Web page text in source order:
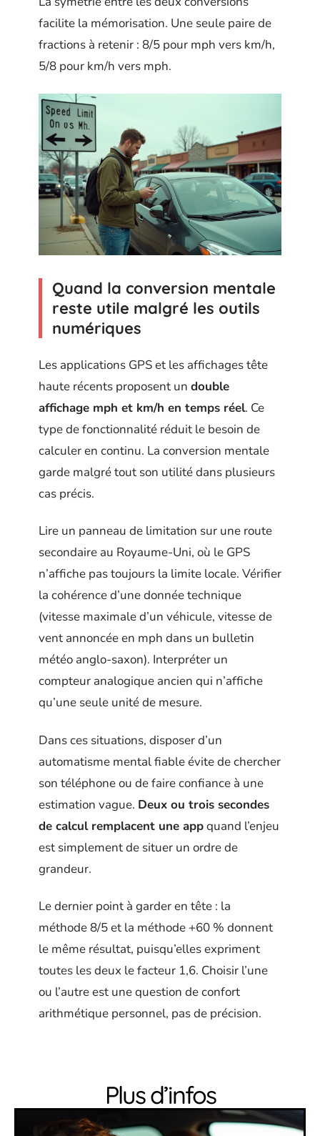
facilite la mémorisation. Une seule paire de
fractions à retenir : 8/5 pour mph vers km/h,
5/8 pour km/h vers mph.
Quand la conversion mentale
reste utile malgré les outils
numériques
Les applications GPS et les affichages tête
haute récents proposent un double
affichage mph et km/h en temps réel. Ce
type de fonctionnalité réduit le besoin de
calculer en continu. La conversion mentale
garde malgré tout son utilité dans plusieurs
cas précis.
Lire un panneau de limitation sur une route
secondaire au Royaume-Uni, où le GPS
n’affiche pas toujours la limite locale. Vérifier
la cohérence d’une donnée technique
(vitesse maximale d’un véhicule, vitesse de
vent annoncée en mph dans un bulletin
météo anglo-saxon). Interpréter un
compteur analogique ancien qui n’affiche
qu’une seule unité de mesure.
Dans ces situations, disposer d’un
automatisme mental fiable évite de chercher
son téléphone ou de faire confiance à une
estimation vague. Deux ou trois secondes
de calcul remplacent une appquand l’enjeu
est simplement de situer un ordre de
grandeur.
Le dernier point à garder en tête : la
méthode 8/5 et la méthode +60 % donnent
le même résultat, puisqu’elles expriment
toutes les deux le facteur 1,6. Choisir l’une
ou l’autre est une question de confort
arithmétique personnel, pas de précision.
Plus d’infos